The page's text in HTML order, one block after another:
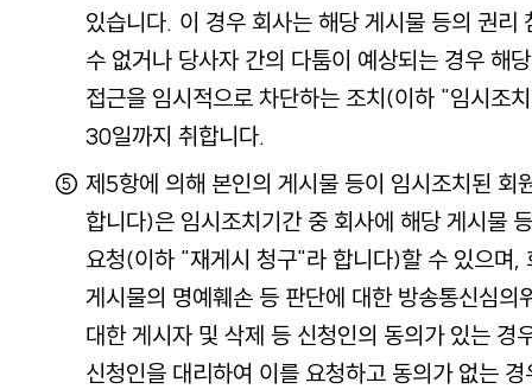
있습니다. 이 경우 회사는 해당 게시물 등의 권리
수 없거나 당사자 간의 다툼이 예상되는 경우 해
접근을 임시적으로 차단하는 조치(이하 "임시조
30일까지 취합니다.
제5항에 의해 본인의 게시물 등이 임시조치된 회
합니다)은 임시조치기간 중 회사에 해당 게시물
요청(이하 "재게시 청구"라 합니다)할 수 있으며,
게시물의 명예훼손 등 판단에 대한 방송통신심의
대한 게시자 및 삭제 등 신청인의 동의가 있는 경
신청인을 대리하여 이를 요청하고 동의가 없는